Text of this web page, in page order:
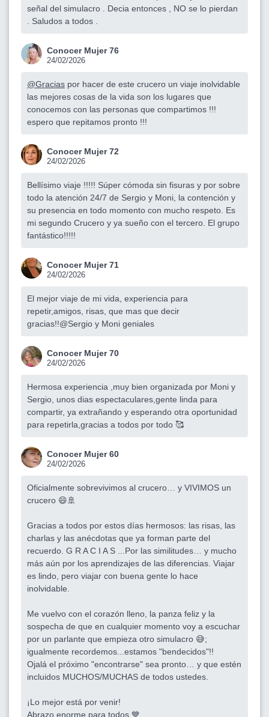
señal del simulacro . Decia entonces , NO se lo pierdan
. Saludos a todos .
Conocer Mujer 76
24/02/2026
@Gracias por hacer de este crucero un viaje inolvidable
las mejores cosas de la vida son los lugares que
conocemos con las personas que compartimos !!!
espero que repitamos pronto !!!
Conocer Mujer 72
24/02/2026
Bellísimo viaje !!!!! Súper cómoda sin fisuras y por sobre
todo la atención 24/7 de Sergio y Moni, la contención y
su presencia en todo momento con mucho respeto. Es
mi segundo Crucero y ya sueño con el tercero. El grupo
fantástico!!!!!
Conocer Mujer 71
24/02/2026
El mejor viaje de mi vida, experiencia para
repetir,amigos, risas, que mas que decir
gracias!!@Sergio y Moni geniales
Conocer Mujer 70
24/02/2026
Hermosa experiencia ,muy bien organizada por Moni y
Sergio, unos dias espectaculares,gente linda para
compartir, ya extrañando y esperando otra oportunidad
para repetirla,gracias a todos por todo 🥰
Conocer Mujer 60
24/02/2026
Oficialmente sobrevivimos al crucero… y VIVIMOS un
crucero 😄🚢
Gracias a todos por estos días hermosos: las risas, las
charlas y las anécdotas que ya forman parte del
recuerdo. G R A C I A S ...Por las similitudes… y mucho
más aún por los aprendizajes de las diferencias. Viajar
es lindo, pero viajar con buena gente lo hace
inolvidable.
Me vuelvo con el corazón lleno, la panza feliz y la
sospecha de que en cualquier momento voy a escuchar
por un parlante que empieza otro simulacro 😅;
igualmente recordemos...estamos "bendecidos"!!
Ojalá el próximo "encontrarse" sea pronto… y que estén
incluidos MUCHOS/MUCHAS de todos ustedes.
¡Lo mejor está por venir!
Abrazo enorme para todos 💙